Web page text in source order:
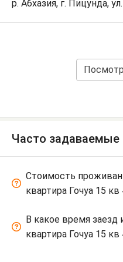
р. Абхазия, г. Пицунда,
Часто задаваемые
Стоимость
квартира Гочуа 15 кв
В какое время
квартира Гочуа 15 кв